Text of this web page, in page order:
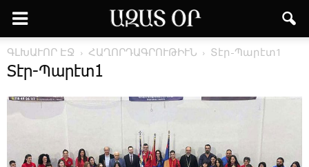
ԳԼԽԱՒՈՐ ԷՋ ՀԱՂՈՐԴԱԳՐՈՒԹԻՒՆ Տէր-Պարէտ1
Տէր-Պարէտ1